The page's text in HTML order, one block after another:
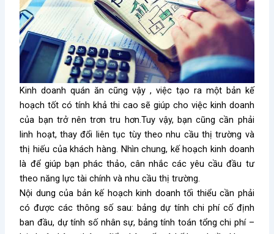
Kinh doanh quán ăn cũng vậy , việc tạo ra một bản kế
hoạch tốt có tính khả thi cao sẽ giúp cho việc kinh doanh
của bạn trở nên trơn tru hơn.Tuy vậy, bạn cũng cần phải
linh hoạt, thay đổi liên tục tùy theo nhu cầu thị trường và
thị hiếu của khách hàng. Nhìn chung, kế hoạch kinh doanh
là để giúp bạn phác thảo, cân nhắc các yêu cầu đầu tư
theo năng lực tài chính và nhu cầu thị trường.
Nội dung của bản kế hoạch kinh doanh tối thiểu cần phải
có được các thông số sau: bảng dự tính chi phí cố định
ban đầu, dự tính số nhân sự, bảng tính toán tổng chi phí –